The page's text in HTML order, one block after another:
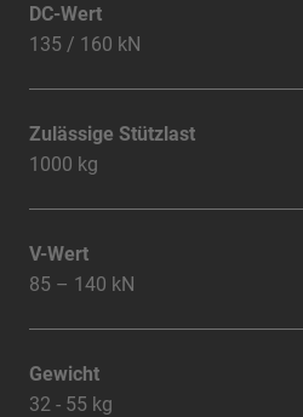
DC-Wert
135 / 160 kN
Zulässige Stützlast
1000 kg
V-Wert
85 – 140 kN
Gewicht
32 - 55 kg